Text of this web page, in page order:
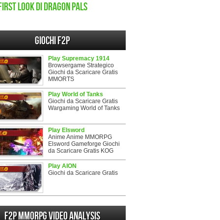
look di Dragon Pals
Giochi F2P
Play Supremacy 1914
Browsergame Strategico
Giochi da Scaricare Gratis
MMORTS
Play World of Tanks
Giochi da Scaricare Gratis
Wargaming World of Tanks
Play Elsword
Anime Anime MMORPG
Elsword Gameforge Giochi
da Scaricare Gratis KOG
Play AION
Giochi da Scaricare Gratis
F2P MMORPG Video analysis